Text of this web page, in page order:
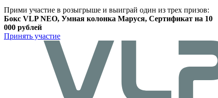
Прими участие в розыгрыше и выиграй один из трех призов:
Бокс VLP NEO, Умная колонка Маруся, Сертификат на 10
000 рублей
Принять участие